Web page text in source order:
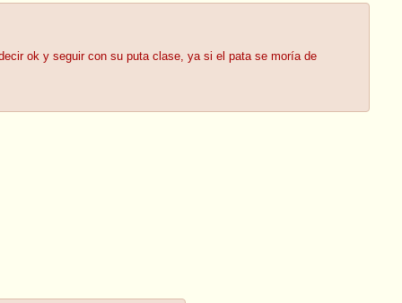
ok y seguir con su puta clase, ya si el pata se moría de